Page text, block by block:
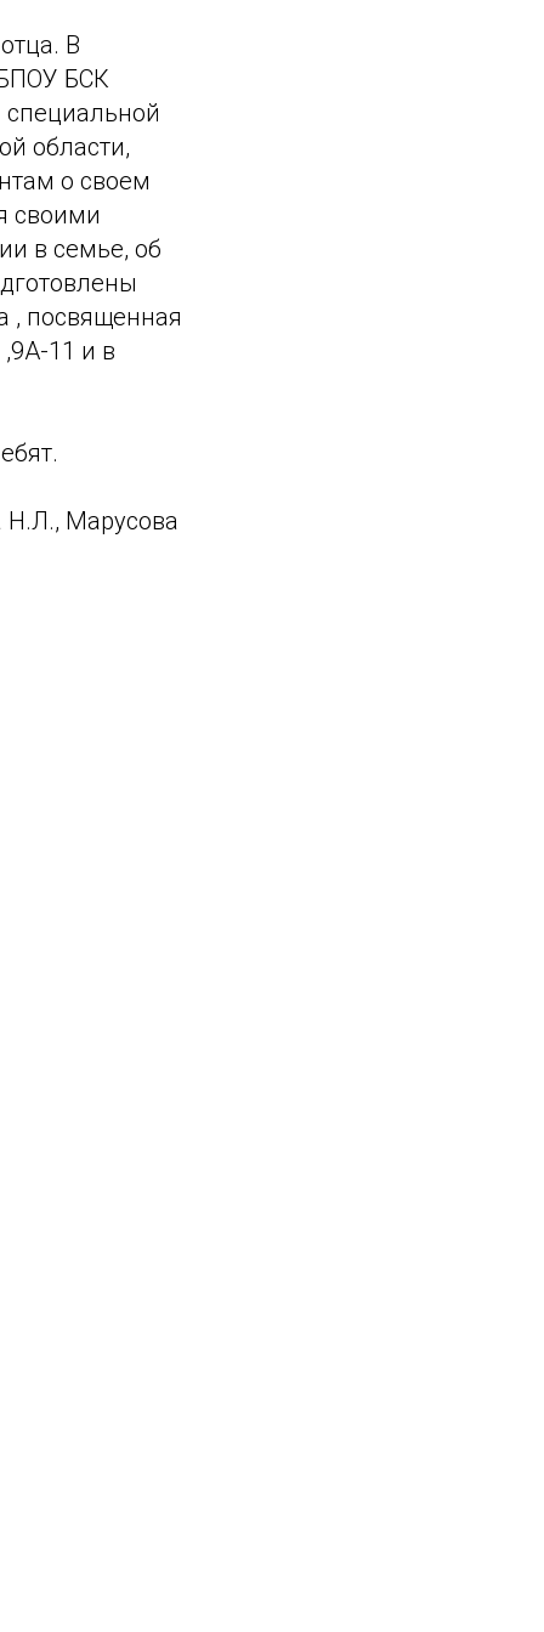
В
БСК
специальной
области,
о своем
своими
в семье, об
, посвященная
11 и в
Н.Л., Марусова